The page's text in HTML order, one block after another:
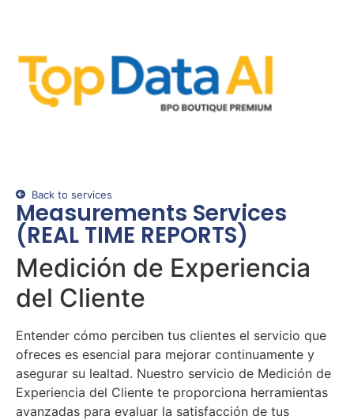
Back to services
Measurements Services
(REAL TIME REPORTS)
Medición de Experiencia
del Cliente
Entender cómo perciben tus clientes el servicio que
ofreces es esencial para mejorar continuamente y
asegurar su lealtad. Nuestro servicio de Medición de
Experiencia del Cliente te proporciona herramientas
avanzadas para evaluar la satisfacción de tus